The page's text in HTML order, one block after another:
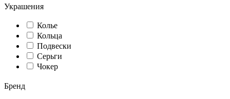
Украшения
Колье
Кольца
Подвески
Серьги
Чокер
Бренд